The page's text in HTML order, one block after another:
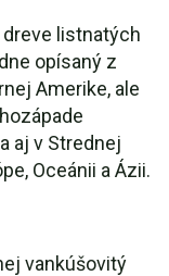
dreve listnatých
opísaný z
Amerike, ale
aj v Strednej
Oceánii a Ázii.
vankúšovitý